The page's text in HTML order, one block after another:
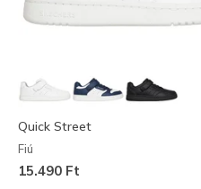
Quick Street
Fiú
15.490 Ft